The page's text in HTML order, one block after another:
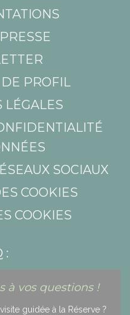
PROFIL
LÉGALES
SOCIAUX
COOKIES
COOKIES
:
à vos questions !
guidée à la Réserve ?